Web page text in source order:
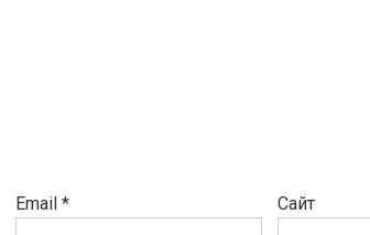
Email * Сайт